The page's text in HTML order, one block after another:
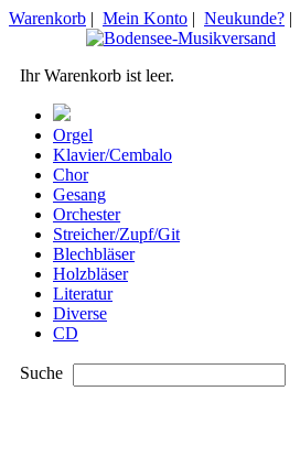
Warenkorb | Mein Konto | Neukunde? |
Ihr Warenkorb ist leer.
Orgel
Klavier/Cembalo
Chor
Gesang
Orchester
Streicher/Zupf/Git
Blechbläser
Holzbläser
Literatur
Diverse
CD
Suche